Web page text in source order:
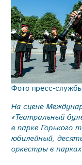
Фото пресс-
На сцене
«Театральный
в парке Горького
юбилейный,
оркестры в